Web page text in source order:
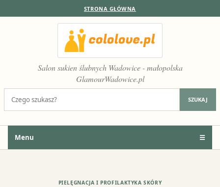
STRONA GŁÓWNA
Salon sukien ślubnych Wadowice - małopolska
GlamourWadowice.pl
SZUKAJ
Menu ☰
PIELĘGNACJA I PROFILAKTYKA SKÓRY